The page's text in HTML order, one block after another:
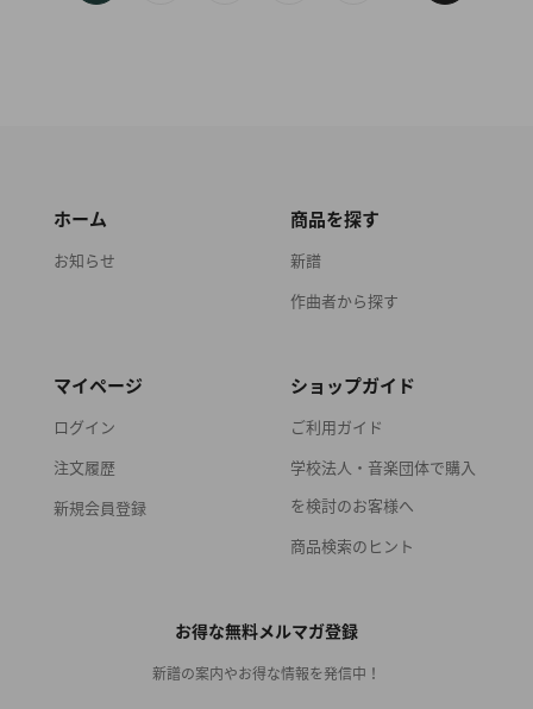
ホーム
お知らせ
商品を探す
新譜
作曲者から探す
マイページ
ログイン
注文履歴
新規会員登録
ショップガイド
ご利用ガイド
学校法人・音楽団体で購入
を検討のお客様へ
商品検索のヒント
お得な無料メルマガ登録
新譜の案内やお得な情報を発信中！